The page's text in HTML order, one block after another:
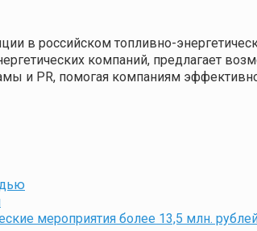
в российском топливно-
компаний, предлагает
и PR, помогая компаниям
мероприятия более 13,5 млн.